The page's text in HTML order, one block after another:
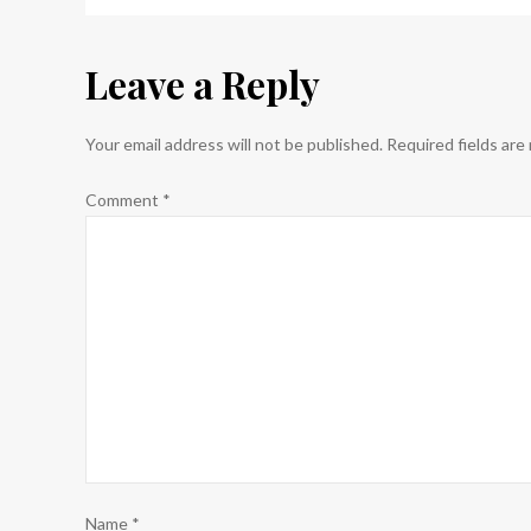
Leave a Reply
Your email address will not be published. Required fields are
Comment *
Name *